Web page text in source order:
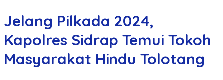
Jelang Pilkada 2024,
Kapolres Sidrap Temui Tokoh
Masyarakat Hindu Tolotang